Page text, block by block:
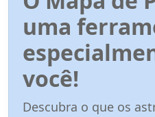
uma
você!
Descubra o que os